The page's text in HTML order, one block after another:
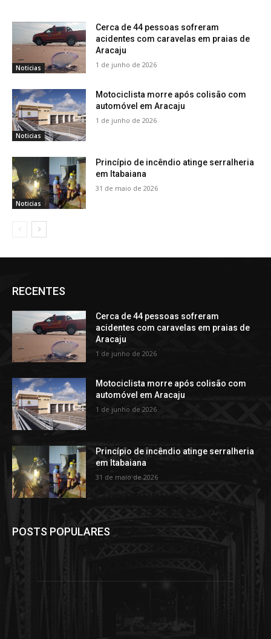
Noticias
Cerca de 44 pessoas sofreram
acidentes com caravelas em praias de
Aracaju
1 de junho de 2026
Noticias
Motociclista morre após colisão com
automóvel em Aracaju
1 de junho de 2026
Noticias
Princípio de incêndio atinge serralheria
em Itabaiana
31 de maio de 2026
RECENTES
Cerca de 44 pessoas sofreram
acidentes com caravelas em praias de
Aracaju
1 de junho de 2026
Motociclista morre após colisão com
automóvel em Aracaju
1 de junho de 2026
Princípio de incêndio atinge serralheria
em Itabaiana
31 de maio de 2026
POSTS POPULARES